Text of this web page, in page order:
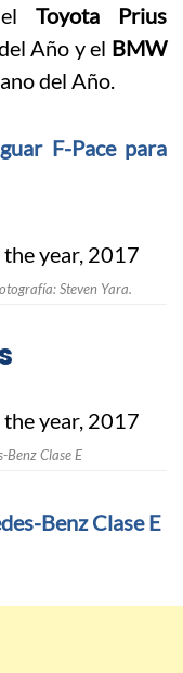
Toyota Prius
Año y el BMW
del Año.
F-Pace para
Steven Yara.
Clase E
Benz Clase E